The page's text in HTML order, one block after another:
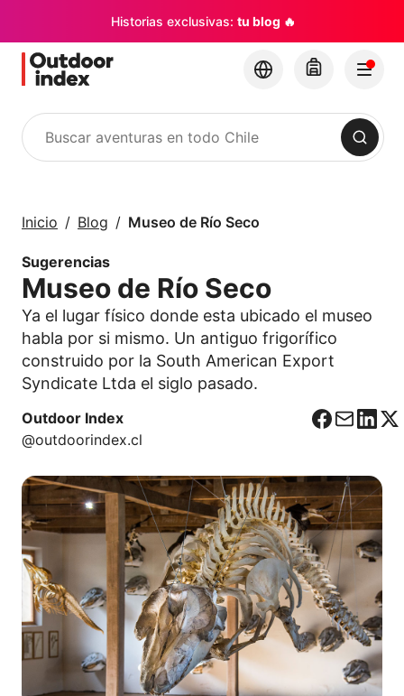
Historias exclusivas: tu blog 🔥
Buscar
Inicio Blog Museo de Río Seco
Sugerencias
Museo de Río Seco
Ya el lugar físico donde esta ubicado el museo
habla por si mismo. Un antiguo frigorífico
construido por la South American Export
Syndicate Ltda el siglo pasado.
Outdoor Index
@outdoorindex.cl
F
c
e
b
o
o
k
C
r
r
e
o
L
n
k
e
d
I
X
×
Explora Chile y sus
rincones con